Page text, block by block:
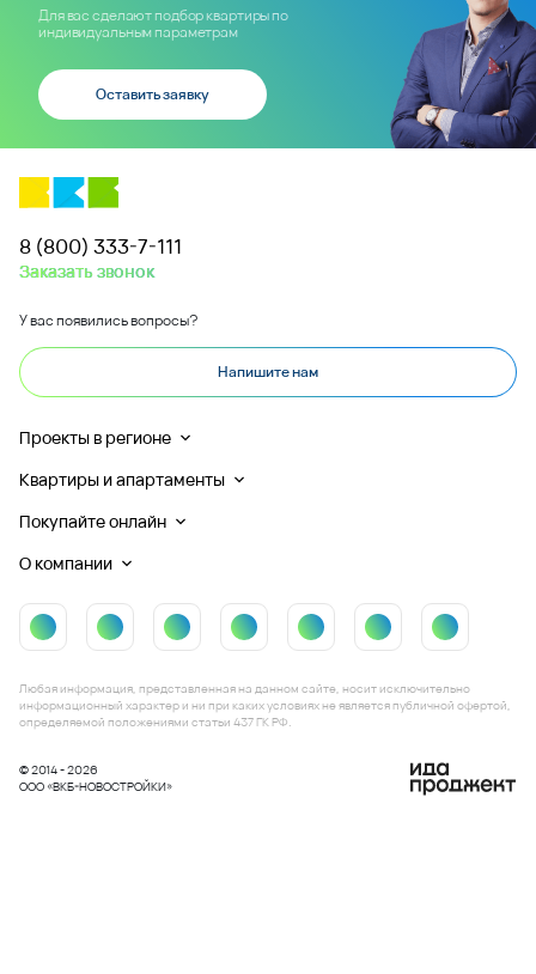
Для вас сделают подбор квартиры по
индивидуальным параметрам
Оставить заявку
8 (800) 333-7-111
Заказать звонок
У вас появились вопросы?
Напишите нам
Проекты в регионе
Квартиры и апартаменты
Покупайте онлайн
О компании
© 2014 - 2026
ООО «ВКБ-НОВОСТРОЙКИ»
Любая информация, представленная на данном сайте, носит исключительно
информационный характер и ни при каких условиях не является публичной офертой,
определяемой положениями статьи 437 ГК РФ.